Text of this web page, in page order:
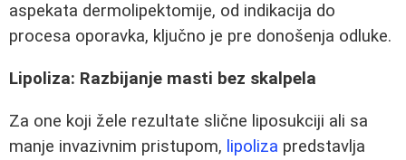
aspekata dermolipektomije, od indikacija do
procesa oporavka, ključno je pre donošenja odluke.
Lipoliza: Razbijanje masti bez skalpela
Za one koji žele rezultate slične liposukciji ali sa
manje invazivnim pristupom, lipoliza predstavlja